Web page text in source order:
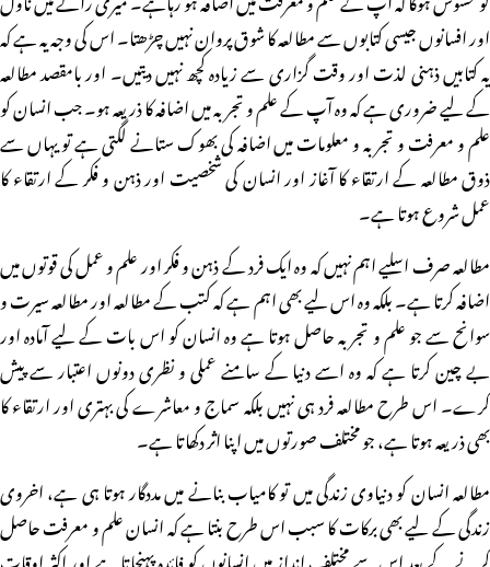
اور افسانوں جیسی کتابوں سے مطالعہ کا شوق پروان نہیں چڑھتا۔ اس کی وجہ یہ ہے کہ
یہ کتابیں ذہنی لذت اور وقت گزاری سے زیادہ کچھ نہیں دیتیں۔ اور بامقصد مطالعہ
کے لیے ضروری ہے کہ وہ آپ کے علم و تجربہ میں اضافہ کا ذریعہ ہو۔ جب انسان کو
علم و معرفت و تجربہ و معلومات میں اضافہ کی بھوک ستانے لگتی ہے تو یہاں سے
ذوق مطالعہ کے ارتقاء کا آغاز اور انسان کی شخصیت اور ذہن و فکر کے ارتقاء کا
عمل شروع ہوتا ہے۔
مطالعہ صرف اسلیے اہم نہیں کہ وہ ایک فرد کے ذہن و فکر اور علم و عمل کی قوتوں میں
اضافہ کرتا ہے۔ بلکہ وہ اس لیے بھی اہم ہے کہ کتب کے مطالعہ اور مطالعہ سیرت و
سوانح سے جو علم و تجربہ حاصل ہوتا ہے وہ انسان کو اس بات کے لیے آمادہ اور
بے چین کرتا ہے کہ وہ اسے دنیا کے سامنے عملی و نظری دونوں اعتبار سے پیش
کرے۔ اس طرح مطالعہ فرد ہی نہیں بلکہ سماج و معاشرے کی بہتری اور ارتقاء کا
بھی ذریعہ ہوتا ہے، جو مختلف صورتوں میں اپنا اثر دکھاتا ہے۔
مطالعہ انسان کو دنیاوی زندگی میں تو کامیاب بنانے میں مددگار ہوتا ہی ہے، اخروی
زندگی کے لیے بھی برکات کا سبب اس طرح بنتا ہے کہ انسان علم و معرفت حاصل